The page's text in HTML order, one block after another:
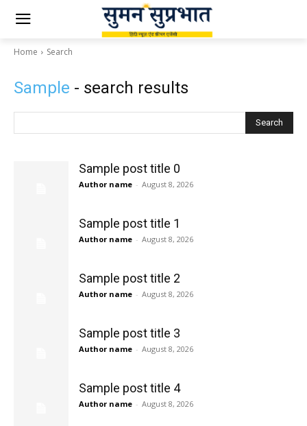
Home Search
Sample - search results
Search
Sample post title 0
Author name - August 8, 2026
Sample post title 1
Author name - August 8, 2026
Sample post title 2
Author name - August 8, 2026
Sample post title 3
Author name - August 8, 2026
Sample post title 4
Author name - August 8, 2026